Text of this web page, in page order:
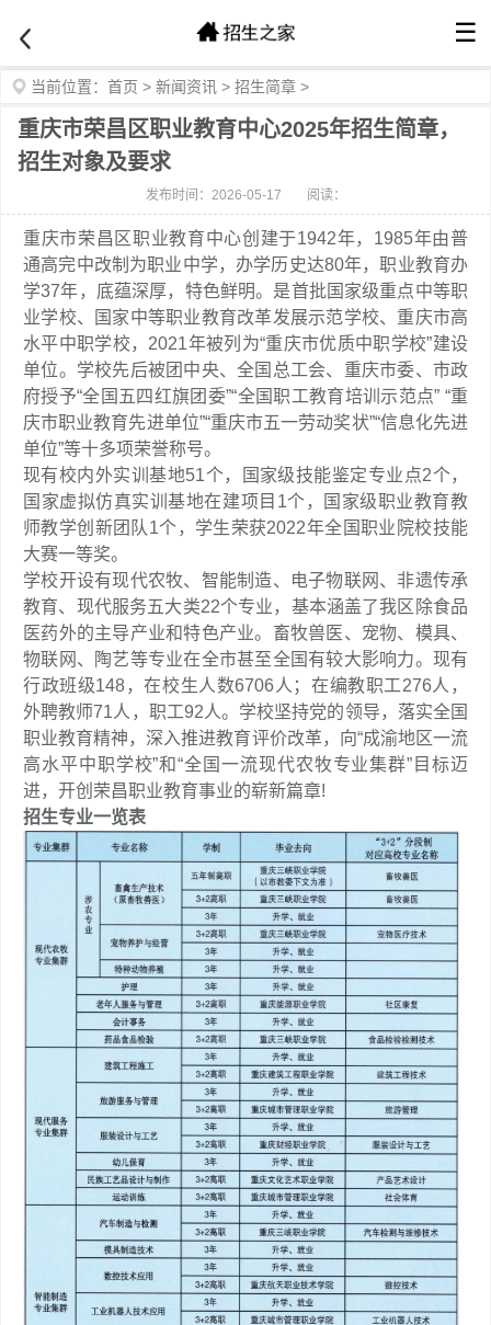
☰
当前位置： 首页 > 新闻资讯 > 招生简章 >
重庆市荣昌区职业教育中心2025年招生简章，
招生对象及要求
发布时间：2026-05-17 阅读：
重庆市荣昌区职业教育中心创建于1942年，1985年由普
通高完中改制为职业中学，办学历史达80年，职业教育办
学37年，底蕴深厚，特色鲜明。是首批国家级重点中等职
业学校、国家中等职业教育改革发展示范学校、重庆市高
水平中职学校，2021年被列为“重庆市优质中职学校”建设
单位。学校先后被团中央、全国总工会、重庆市委、市政
府授予“全国五四红旗团委”“全国职工教育培训示范点” “重
庆市职业教育先进单位”“重庆市五一劳动奖状”“信息化先进
单位”等十多项荣誉称号。
现有校内外实训基地51个，国家级技能鉴定专业点2个，
国家虚拟仿真实训基地在建项目1个，国家级职业教育教
师教学创新团队1个，学生荣获2022年全国职业院校技能
大赛一等奖。
学校开设有现代农牧、智能制造、电子物联网、非遗传承
教育、现代服务五大类22个专业，基本涵盖了我区除食品
医药外的主导产业和特色产业。畜牧兽医、宠物、模具、
物联网、陶艺等专业在全市甚至全国有较大影响力。现有
行政班级148，在校生人数6706人；在编教职工276人，
外聘教师71人，职工92人。学校坚持党的领导，落实全国
职业教育精神，深入推进教育评价改革，向“成渝地区一流
高水平中职学校”和“全国一流现代农牧专业集群”目标迈
进，开创荣昌职业教育事业的崭新篇章!
招生专业一览表